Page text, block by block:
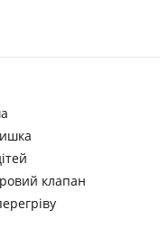
клапан